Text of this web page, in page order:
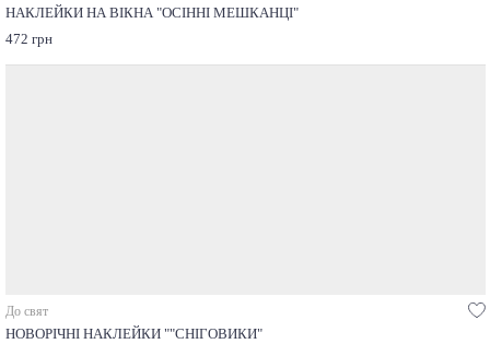
НАКЛЕЙКИ НА ВІКНА "ОСІННІ МЕШКАНЦІ"
472 грн
До свят
НОВОРІЧНІ НАКЛЕЙКИ ""СНІГОВИКИ"